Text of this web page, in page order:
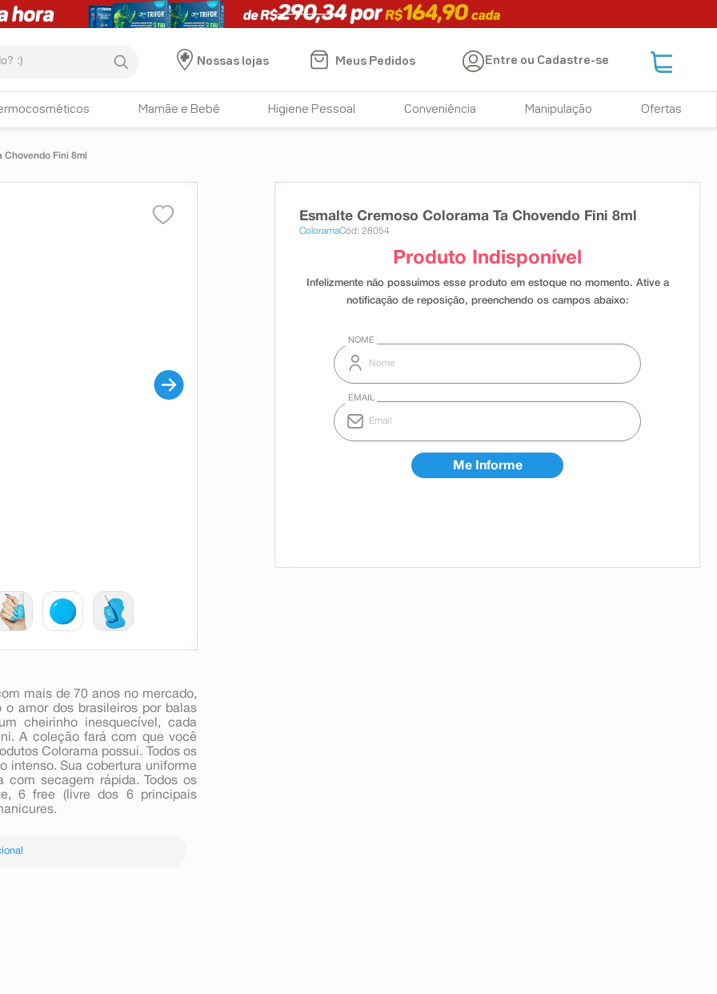
Nossas lojas
Meus Pedidos Entre ou Cadastre-se
Mamãe e Bebê Higiene Pessoal Conveniência Manipulação Ofertas
Chovendo Fini 8ml
mais de 70 anos no mercado,
amor dos brasileiros por balas
cheirinho inesquecível, cada
A coleção fará com que você
Colorama possui. Todos os
intenso. Sua cobertura uniforme
secagem rápida. Todos os
6 free (livre dos 6 principais
Esmalte Cremoso Colorama Ta Chovendo Fini 8ml
ColoramaCód: 28054